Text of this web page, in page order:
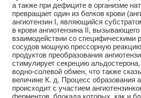
а также при дефиците в организме
превращает один из белков крови
ангиотензин I, являющийся
в крови ангиотензина II, вызывающего
взаимодействии со специфическими
сосудов мощную прессорную
продуктов преобразования
стимулирует секрецию
водно-солевой обмен, что также
величине К. д. Процесс образования
происходит с участием